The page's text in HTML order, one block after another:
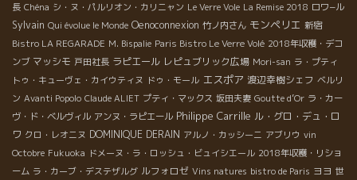
長 Chéna シ・ヌ・パルリオン・カリニャン Le Verre Vole La Remise 2018 ロワ−ル
Sylvain Qui évolue le Monde Oenoconnexion 竹ノ内さん モンペリエ 新宿
Bistro LA REGARADE M. Bispalie Paris Bistro Le Verre Volé 2018年収穫・デコ
ンブ マッシモ 戸田社長 ラピエール レピュブリック広場 Mori-san ラ・プティ
トゥ・キューヴェ・カイウティヌ ドゥ・モール エスポア 渡辺幸樹シェフ ベルリ
ン Avanti Popolo Claude ALIET プティ・マックス 坂田夫妻 Goutte d’Or ラ・カー
ヴ・ド・ベルヴィル アンヌ・ラピエール Philippe Carrille ル・グロ・デュ・ロ
ワ クロ・レオニヌ DOMINIQUE DERAIN アルノ・カッシーニ アブリウ vin
Octobre Fukuoka ドメーヌ・ラ・ロッシュ・ビュイシエール 2018年収穫・リショ
ーム ラ・カーブ・デステザルグ ルフォロゼ Vins natures bistro de Paris ヨヨ 世